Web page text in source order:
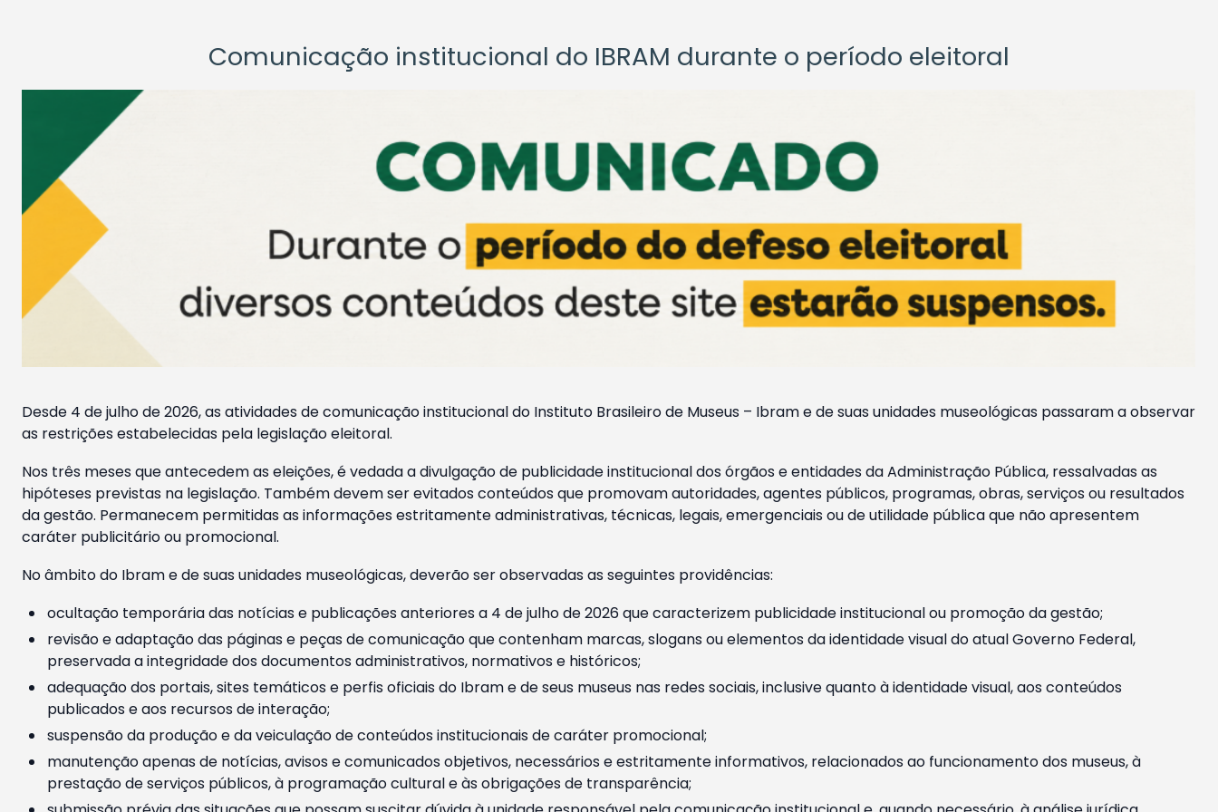
Comunicação institucional do IBRAM durante o período eleitoral
Desde 4 de julho de 2026, as atividades de comunicação institucional do Instituto Brasileiro de Museus – Ibram e de suas unidades museológicas passaram a observar
as restrições estabelecidas pela legislação eleitoral.
Nos três meses que antecedem as eleições, é vedada a divulgação de publicidade institucional dos órgãos e entidades da Administração Pública, ressalvadas as
hipóteses previstas na legislação. Também devem ser evitados conteúdos que promovam autoridades, agentes públicos, programas, obras, serviços ou resultados
da gestão. Permanecem permitidas as informações estritamente administrativas, técnicas, legais, emergenciais ou de utilidade pública que não apresentem
caráter publicitário ou promocional.
No âmbito do Ibram e de suas unidades museológicas, deverão ser observadas as seguintes providências:
ocultação temporária das notícias e publicações anteriores a 4 de julho de 2026 que caracterizem publicidade institucional ou promoção da gestão;
revisão e adaptação das páginas e peças de comunicação que contenham marcas, slogans ou elementos da identidade visual do atual Governo Federal,
preservada a integridade dos documentos administrativos, normativos e históricos;
adequação dos portais, sites temáticos e perfis oficiais do Ibram e de seus museus nas redes sociais, inclusive quanto à identidade visual, aos conteúdos
publicados e aos recursos de interação;
suspensão da produção e da veiculação de conteúdos institucionais de caráter promocional;
manutenção apenas de notícias, avisos e comunicados objetivos, necessários e estritamente informativos, relacionados ao funcionamento dos museus, à
prestação de serviços públicos, à programação cultural e às obrigações de transparência;